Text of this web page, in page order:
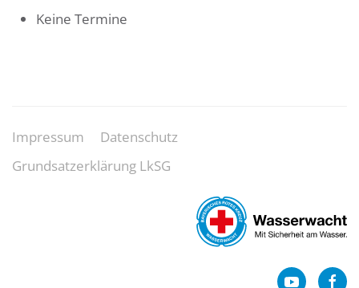
Keine Termine
Impressum
Datenschutz
Grundsatzerklärung LkSG